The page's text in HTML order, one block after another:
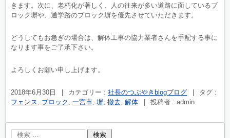
きます。次に、老朽化が著しく、人の往来が多い道路に面しているブ
ロック塀や、通学路のブロック塀を優先させていただきます。
どうしてもお急ぎの場合は、解体工事の協力業者さんを手配する事に
なります事をご了承下さい。
よろしくお願い申し上げます。
2018年6月30日 カテゴリー : 社長のつぶやきblogブログ
タグ :
フェンス, ブロック , 一宮市, 塀, 撤去, 解体 投稿者 : admin